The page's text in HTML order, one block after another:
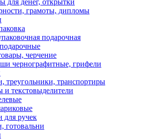
для денег, открытки
грамоты, дипломы
подарочная
черчение
чернографитные, грифели
треугольники, транспортиры
и текстовыделители
для ручек
готовальни